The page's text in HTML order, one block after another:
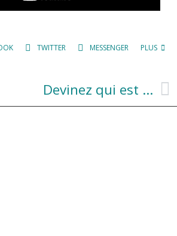
TWITTER MESSENGER PLUS
Devinez qui est passé nous voir hier soir ?